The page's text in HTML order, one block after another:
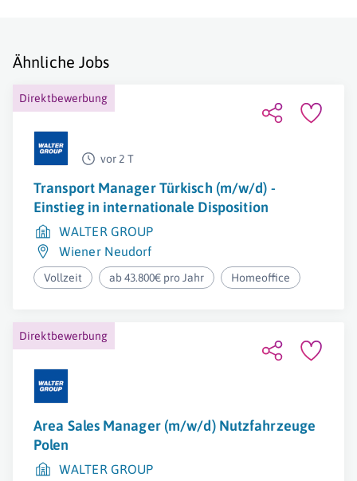
Ähnliche Jobs
Direktbewerbung
vor 2 T
Transport Manager Türkisch (m/w/d) -
Einstieg in internationale Disposition
WALTER GROUP
Wiener Neudorf
Vollzeit ab 43.800€ pro Jahr Homeoffice
Direktbewerbung
Area Sales Manager (m/w/d) Nutzfahrzeuge
Polen
WALTER GROUP